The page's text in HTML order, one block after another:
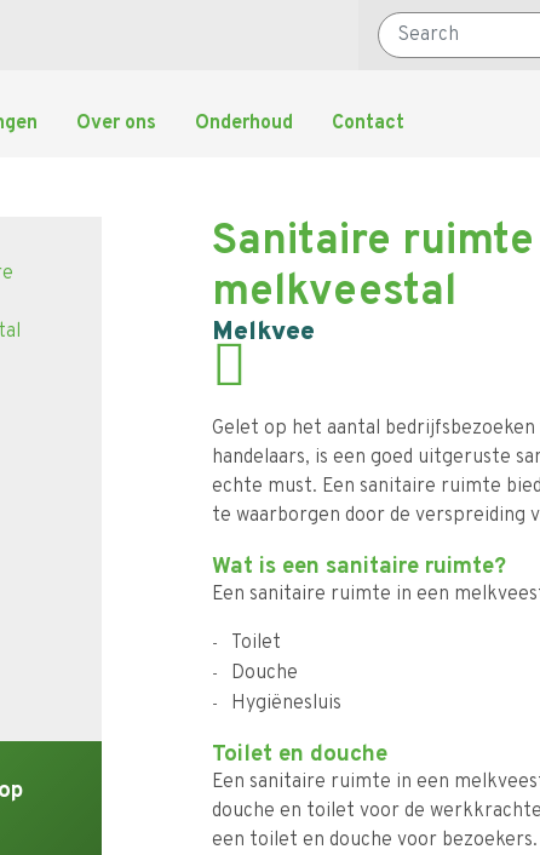
Search
Over ons Onderhoud Contact
Sanitaire
melkveestal
Melkvee
Gelet op het aantal
handelaars, is een goed uitgeruste
echte must. Een sanitaire ruimte
te waarborgen door de verspreiding
Wat is een sanitaire ruimte?
Een sanitaire ruimte in een
Toilet
Douche
Hygiënesluis
Toilet en douche
Een sanitaire ruimte in een
douche en toilet voor de
een toilet en douche voor bezoekers.